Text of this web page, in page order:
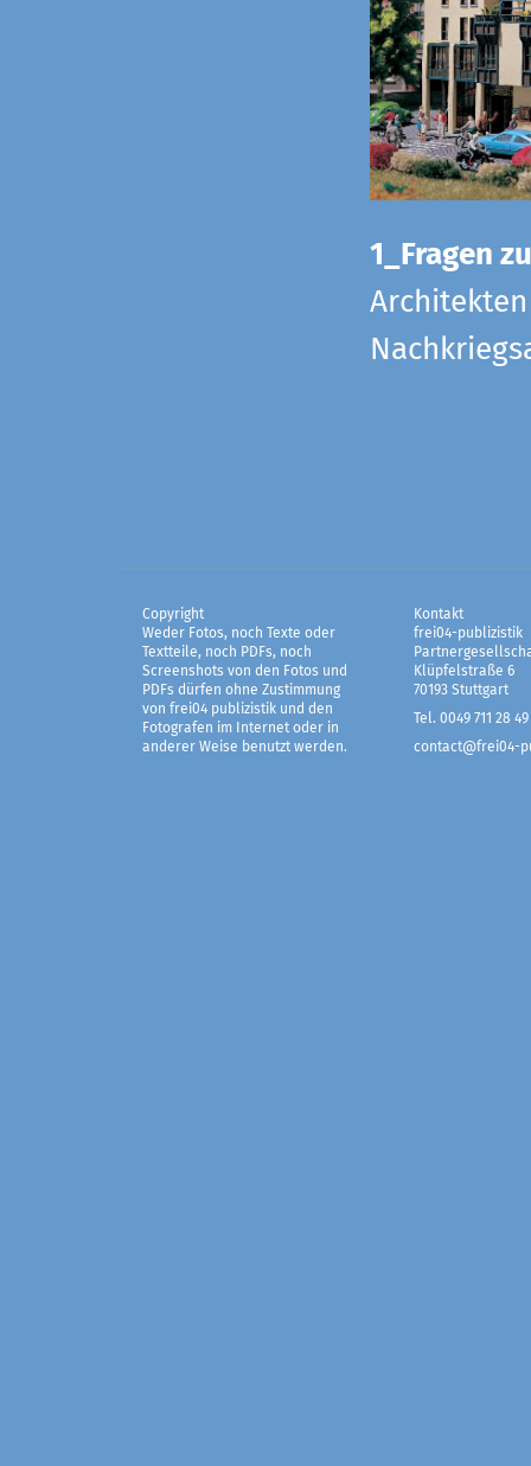
1_Fragen
Copyright
Weder Fotos, noch Texte oder
Textteile, noch PDFs, noch
Screenshots von den Fotos und
PDFs dürfen ohne Zustimmung
von frei04 publizistik und den
Fotografen im Internet oder in
anderer Weise benutzt werden.
Kontakt
frei04-publizistik
Klüpfelstraße 6
70193 Stuttgart
Tel. 0049 711 28 49
contact@frei04-